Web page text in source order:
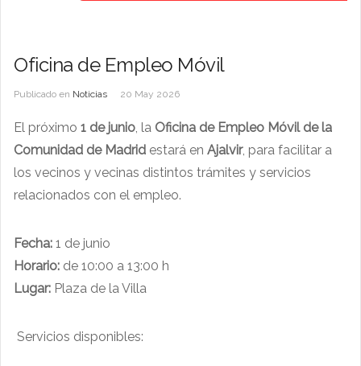
Oficina de Empleo Móvil
Publicado en Noticias 20 May 2026
El próximo 1 de junio, la Oficina de Empleo Móvil de la
Comunidad de Madrid estará en Ajalvir, para facilitar a
los vecinos y vecinas distintos trámites y servicios
relacionados con el empleo.
Fecha: 1 de junio
Horario: de 10:00 a 13:00 h
Lugar: Plaza de la Villa
Servicios disponibles: